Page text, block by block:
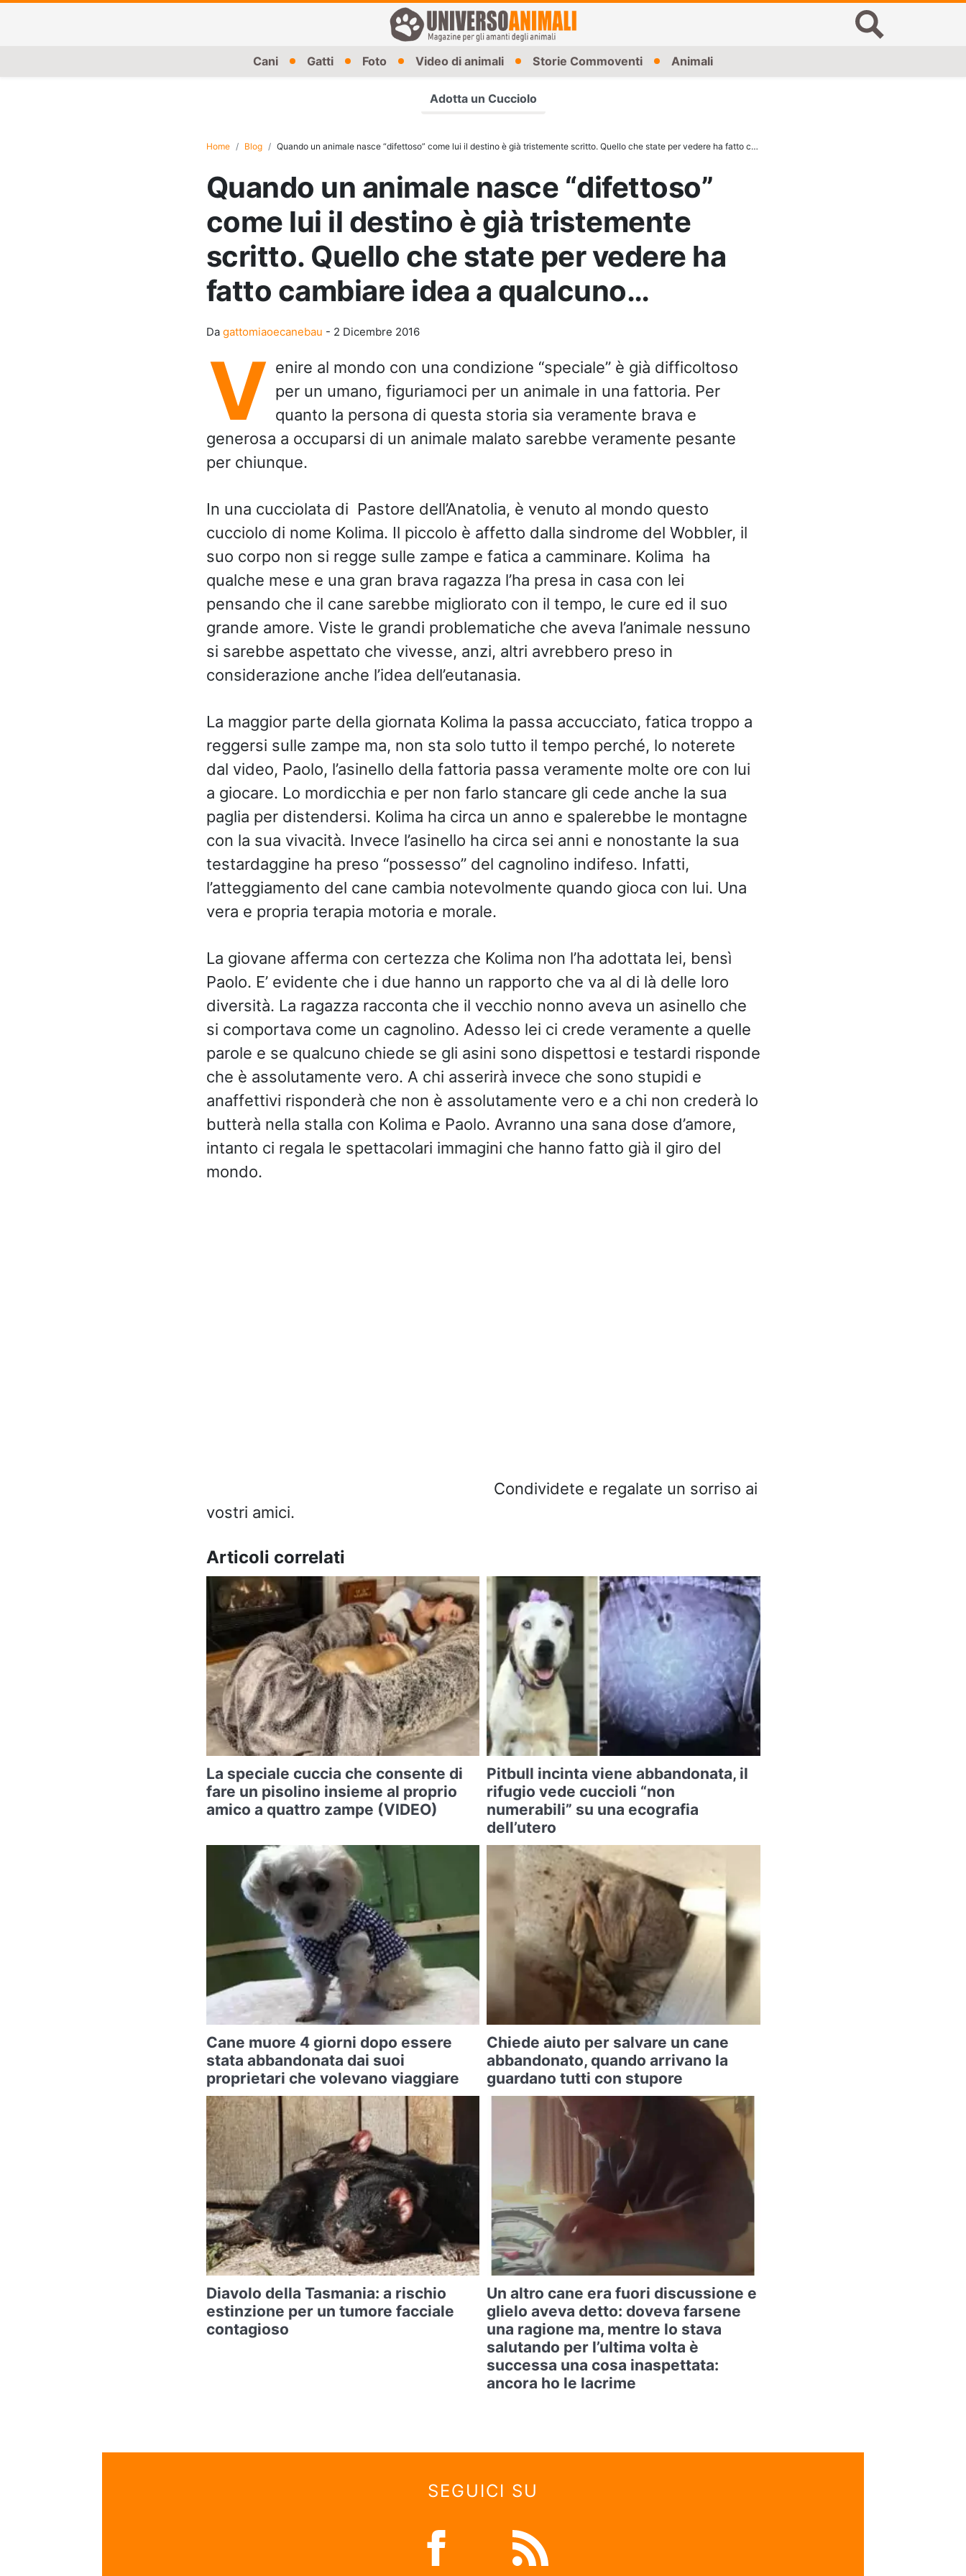
Cani Gatti Foto Video di animali Storie Commoventi Animali
Adotta un Cucciolo
Home Blog Quando un animale nasce “difettoso” come lui il destino è già tristemente scritto. Quello che state per vedere ha fatto cambiare idea a qualcuno…
Quando un animale nasce “difettoso”
come lui il destino è già tristemente
scritto. Quello che state per vedere ha
fatto cambiare idea a qualcuno…
Da gattomiaoecanebau - 2 Dicembre 2016
V enire al mondo con una condizione “speciale” è già difficoltoso
per un umano, figuriamoci per un animale in una fattoria. Per
quanto la persona di questa storia sia veramente brava e
generosa a occuparsi di un animale malato sarebbe veramente pesante
per chiunque.
In una cucciolata di Pastore dell’Anatolia, è venuto al mondo questo
cucciolo di nome Kolima. Il piccolo è affetto dalla sindrome del Wobbler, il
suo corpo non si regge sulle zampe e fatica a camminare. Kolima ha
qualche mese e una gran brava ragazza l’ha presa in casa con lei
pensando che il cane sarebbe migliorato con il tempo, le cure ed il suo
grande amore. Viste le grandi problematiche che aveva l’animale nessuno
si sarebbe aspettato che vivesse, anzi, altri avrebbero preso in
considerazione anche l’idea dell’eutanasia.
La maggior parte della giornata Kolima la passa accucciato, fatica troppo a
reggersi sulle zampe ma, non sta solo tutto il tempo perché, lo noterete
dal video, Paolo, l’asinello della fattoria passa veramente molte ore con lui
a giocare. Lo mordicchia e per non farlo stancare gli cede anche la sua
paglia per distendersi. Kolima ha circa un anno e spalerebbe le montagne
con la sua vivacità. Invece l’asinello ha circa sei anni e nonostante la sua
testardaggine ha preso “possesso” del cagnolino indifeso. Infatti,
l’atteggiamento del cane cambia notevolmente quando gioca con lui. Una
vera e propria terapia motoria e morale.
La giovane afferma con certezza che Kolima non l’ha adottata lei, bensì
Paolo. E’ evidente che i due hanno un rapporto che va al di là delle loro
diversità. La ragazza racconta che il vecchio nonno aveva un asinello che
si comportava come un cagnolino. Adesso lei ci crede veramente a quelle
parole e se qualcuno chiede se gli asini sono dispettosi e testardi risponde
che è assolutamente vero. A chi asserirà invece che sono stupidi e
anaffettivi risponderà che non è assolutamente vero e a chi non crederà lo
butterà nella stalla con Kolima e Paolo. Avranno una sana dose d’amore,
intanto ci regala le spettacolari immagini che hanno fatto già il giro del
mondo.
Condividete e regalate un sorriso ai
vostri amici.
Articoli correlati
La speciale cuccia che consente di
fare un pisolino insieme al proprio
amico a quattro zampe (VIDEO)
Pitbull incinta viene abbandonata, il
rifugio vede cuccioli “non
numerabili” su una ecografia
dell’utero
Cane muore 4 giorni dopo essere
stata abbandonata dai suoi
proprietari che volevano viaggiare
Chiede aiuto per salvare un cane
abbandonato, quando arrivano la
guardano tutti con stupore
Diavolo della Tasmania: a rischio
estinzione per un tumore facciale
contagioso
Un altro cane era fuori discussione e
glielo aveva detto: doveva farsene
una ragione ma, mentre lo stava
salutando per l’ultima volta è
successa una cosa inaspettata:
ancora ho le lacrime
SEGUICI SU